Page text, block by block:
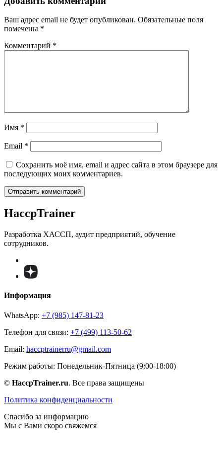
Ваш адрес email не будет опубликован. Обязательные поля
помечены *
Комментарий *
Имя *
Email *
Сохранить моё имя, email и адрес сайта в этом браузере для
последующих моих комментариев.
HaccpTrainer
Разработка ХАССП, аудит предприятий, обучение
сотрудников.
Информация
WhatsApp: +7 (985) 147-81-23
Телефон для связи: +7 (499) 113-50-62
Email: haccptrainerru@gmail.com
Режим работы: Понедельник-Пятница (9:00-18:00)
© HaccpTrainer.ru. Все права защищены
Политика конфиденциальности
Спасибо за информацию
Мы с Вами скоро свяжемся